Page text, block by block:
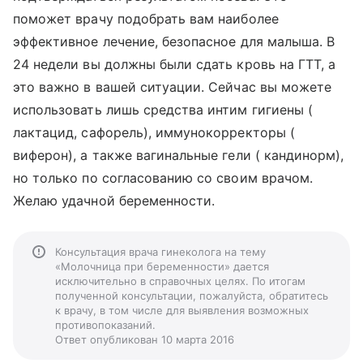
поможет врачу подобрать вам наиболее
эффективное лечение, безопасное для малыша. В
24 недели вы должны были сдать кровь на ГТТ, а
это важно в вашей ситуации. Сейчас вы можете
использовать лишь средства интим гигиены (
лактацид, сафорель), иммунокорректоры (
виферон), а также вагинальные гели ( кандинорм),
но только по согласованию со своим врачом.
Желаю удачной беременности.
Консультация врача гинеколога на тему
«Молочница при беременности» дается
исключительно в справочных целях. По итогам
полученной консультации, пожалуйста, обратитесь
к врачу, в том числе для выявления возможных
противопоказаний.
Ответ опубликован 10 марта 2016